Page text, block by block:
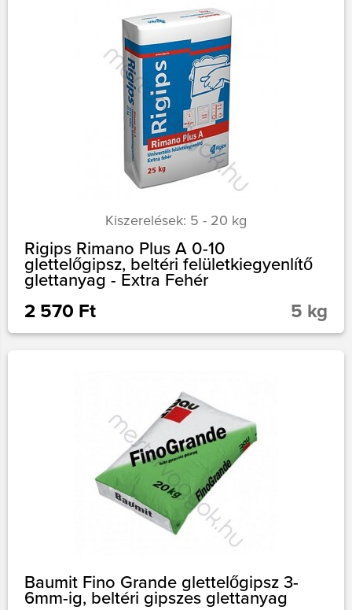
Kiszerelések: 5 - 20 kg
Rigips Rimano Plus A 0-10
glettelőgipsz, beltéri felületkiegyenlítő
glettanyag - Extra Fehér
2 570 Ft 5 kg
Baumit Fino Grande glettelőgipsz 3-
6mm-ig, beltéri gipszes glettanyag